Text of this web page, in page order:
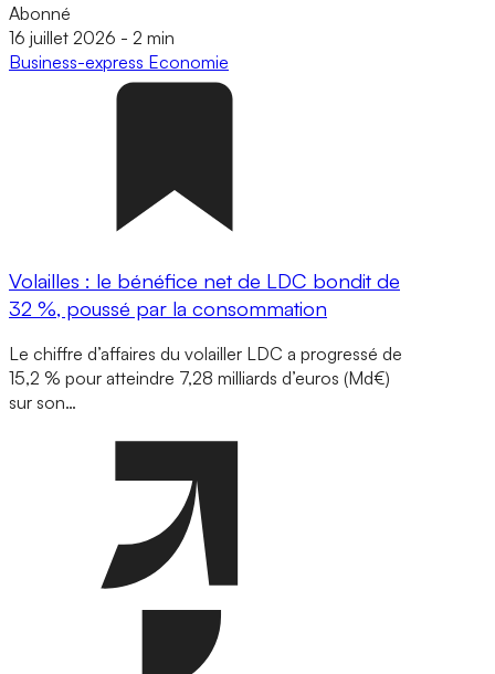
Abonné
16 juillet 2026 - 2 min
Business-express Economie
Volailles : le bénéfice net de LDC bondit de
32 %, poussé par la consommation
Le chiffre d’affaires du volailler LDC a progressé de
15,2 % pour atteindre 7,28 milliards d’euros (Md€)
sur son…